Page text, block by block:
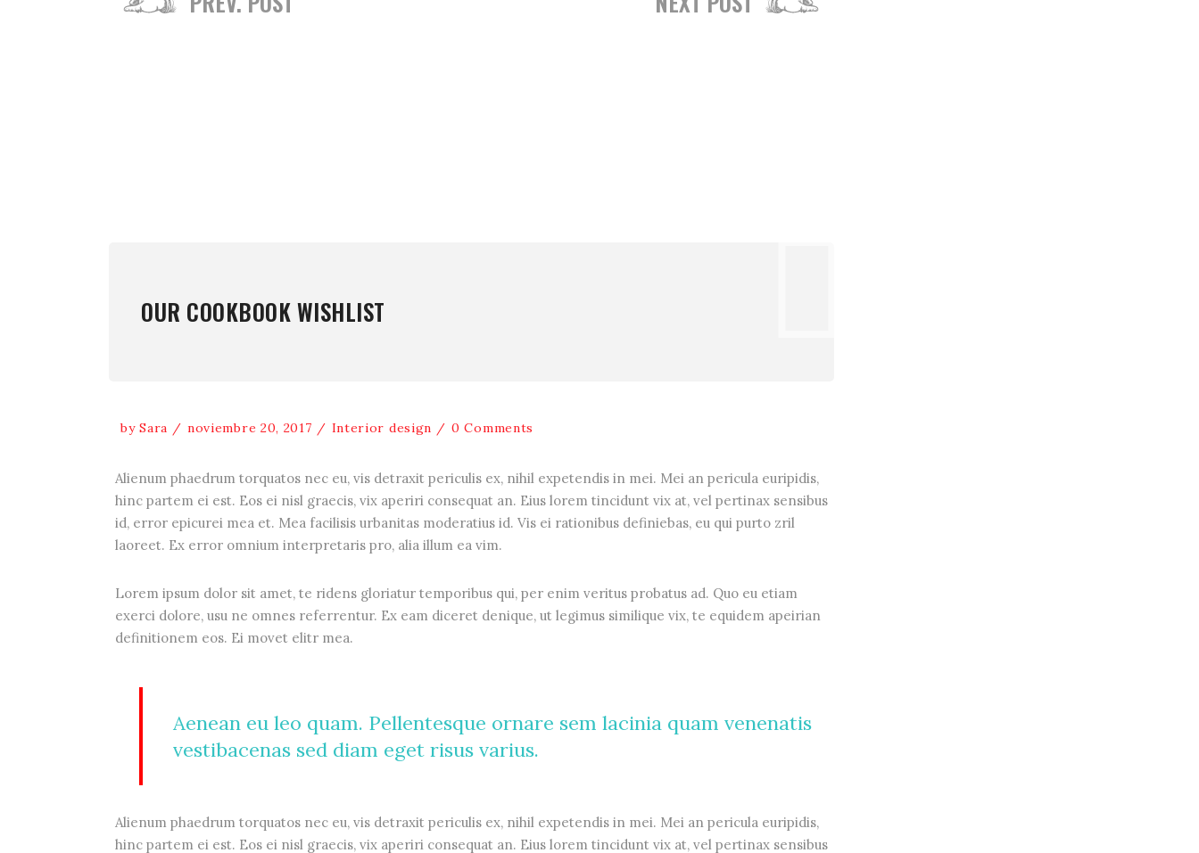
OUR COOKBOOK WISHLIST
bySara noviembre 20, 2017 Interior design 0 Comments
Alienum phaedrum torquatos nec eu, vis detraxit periculis ex, nihil expetendis in mei. Mei an pericula euripidis,
hinc partem ei est. Eos ei nisl graecis, vix aperiri consequat an. Eius lorem tincidunt vix at, vel pertinax sensibus
id, error epicurei mea et. Mea facilisis urbanitas moderatius id. Vis ei rationibus definiebas, eu qui purto zril
laoreet. Ex error omnium interpretaris pro, alia illum ea vim.
Lorem ipsum dolor sit amet, te ridens gloriatur temporibus qui, per enim veritus probatus ad. Quo eu etiam
exerci dolore, usu ne omnes referrentur. Ex eam diceret denique, ut legimus similique vix, te equidem apeirian
definitionem eos. Ei movet elitr mea.
Aenean eu leo quam. Pellentesque ornare sem lacinia quam venenatis
vestibacenas sed diam eget risus varius.
Alienum phaedrum torquatos nec eu, vis detraxit periculis ex, nihil expetendis in mei. Mei an pericula euripidis,
hinc partem ei est. Eos ei nisl graecis, vix aperiri consequat an. Eius lorem tincidunt vix at, vel pertinax sensibus